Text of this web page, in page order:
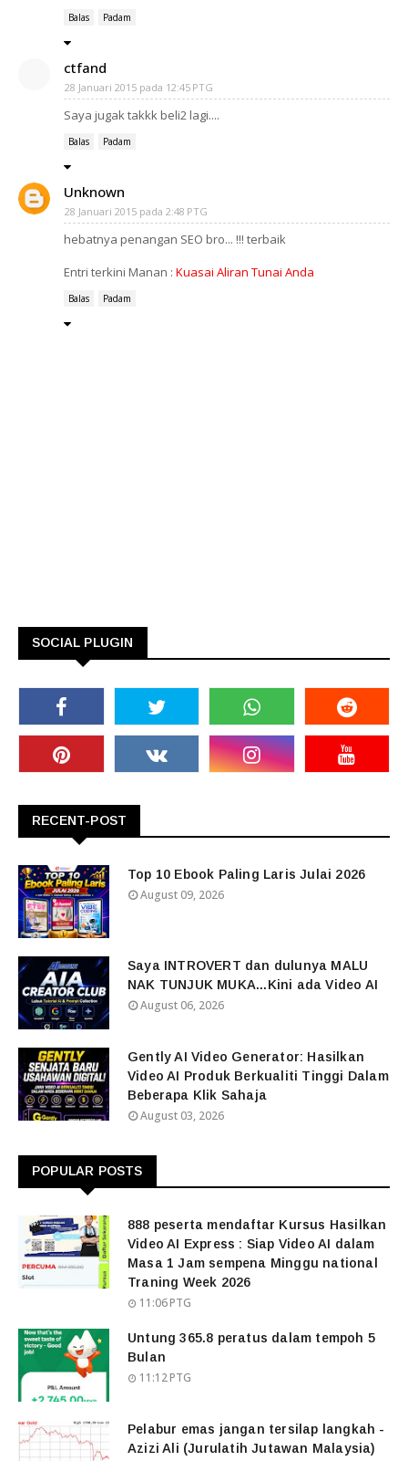
Balas Padam
ctfand
28 Januari 2015 pada 12:45 PTG
Saya jugak takkk beli2 lagi....
Balas Padam
Unknown
28 Januari 2015 pada 2:48 PTG
hebatnya penangan SEO bro... !!! terbaik
Entri terkini Manan : Kuasai Aliran Tunai Anda
Balas Padam
SOCIAL PLUGIN
RECENT-POST
Top 10 Ebook Paling Laris Julai 2026
August 09, 2026
Saya INTROVERT dan dulunya MALU
NAK TUNJUK MUKA...Kini ada Video AI
August 06, 2026
Gently AI Video Generator: Hasilkan
Video AI Produk Berkualiti Tinggi Dalam
Beberapa Klik Sahaja
August 03, 2026
POPULAR POSTS
888 peserta mendaftar Kursus Hasilkan
Video AI Express : Siap Video AI dalam
Masa 1 Jam sempena Minggu national
Traning Week 2026
11:06 PTG
Untung 365.8 peratus dalam tempoh 5
Bulan
11:12 PTG
Pelabur emas jangan tersilap langkah -
Azizi Ali (Jurulatih Jutawan Malaysia)